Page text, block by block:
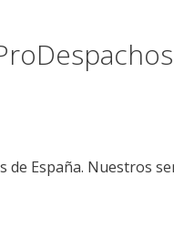
España. Nuestros